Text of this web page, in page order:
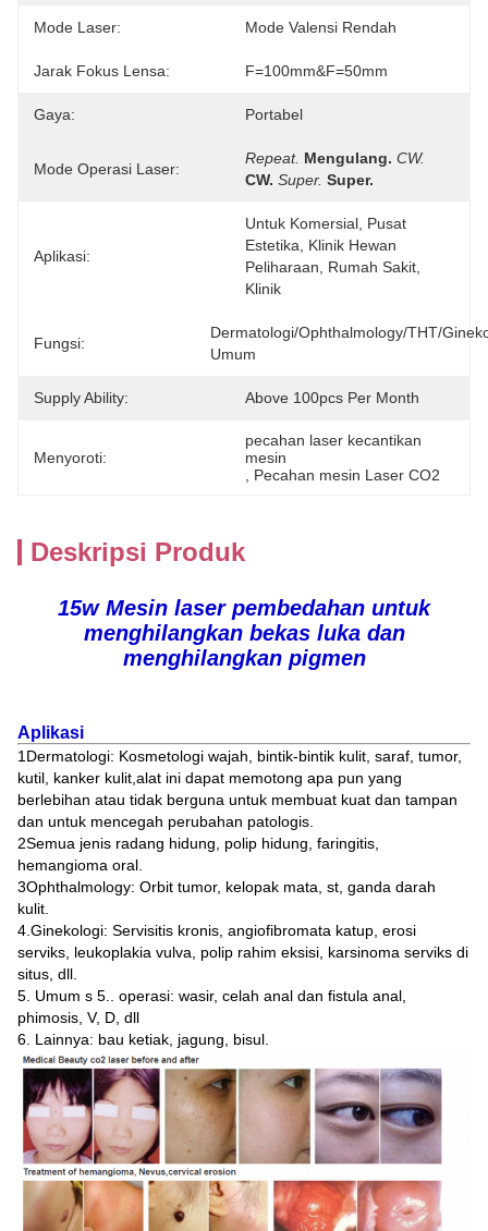
Mode Laser: Mode Valensi Rendah
Jarak Fokus Lensa: F=100mm&F=50mm
Gaya: Portabel
Mode Operasi Laser:
Repeat. Mengulang. CW.
CW. Super. Super.
Aplikasi:
Untuk Komersial, Pusat
Estetika, Klinik Hewan
Peliharaan, Rumah Sakit,
Klinik
Fungsi:
Dermatologi/Ophthalmology/THT/
Umum
Supply Ability: Above 100pcs Per Month
Menyoroti:
pecahan laser kecantikan
mesin
Pecahan mesin Laser CO2
Deskripsi Produk
15w Mesin laser pembedahan untuk
menghilangkan bekas luka dan
menghilangkan pigmen
Aplikasi
1Dermatologi: Kosmetologi wajah, bintik-bintik kulit, saraf, tumor,
kutil, kanker kulit,alat ini dapat memotong apa pun yang
berlebihan atau tidak berguna untuk membuat kuat dan tampan
dan untuk mencegah perubahan patologis.
2Semua jenis radang hidung, polip hidung, faringitis,
hemangioma oral.
3Ophthalmology: Orbit tumor, kelopak mata, st, ganda darah
kulit.
4.Ginekologi: Servisitis kronis, angiofibromata katup, erosi
serviks, leukoplakia vulva, polip rahim eksisi, karsinoma serviks di
situs, dll.
5. Umum s 5.. operasi: wasir, celah anal dan fistula anal,
phimosis, V, D, dll
6. Lainnya: bau ketiak, jagung, bisul.